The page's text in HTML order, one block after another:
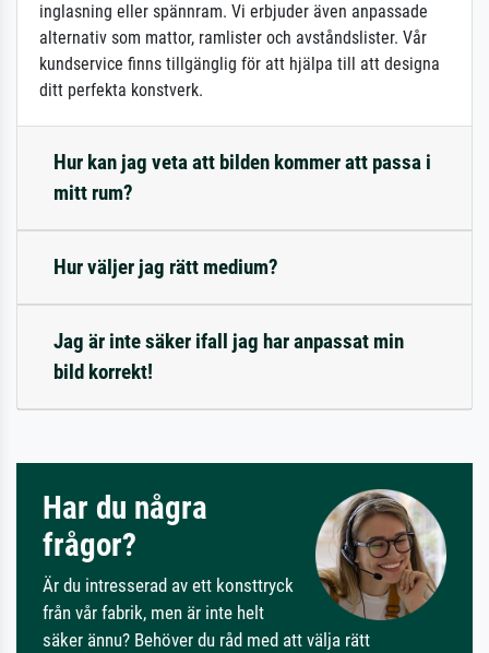
inglasning eller spännram. Vi erbjuder även anpassade
alternativ som mattor, ramlister och avståndslister. Vår
kundservice finns tillgänglig för att hjälpa till att designa
ditt perfekta konstverk.
Hur kan jag veta att bilden kommer att passa i
mitt rum?
Hur väljer jag rätt medium?
Jag är inte säker ifall jag har anpassat min
bild korrekt!
Har du några
frågor?
Är du intresserad av ett konsttryck
från vår fabrik, men är inte helt
säker ännu? Behöver du råd med att välja rätt